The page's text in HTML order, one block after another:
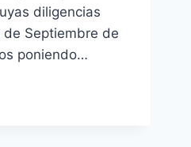
diligencias
Septiembre de
poniendo…